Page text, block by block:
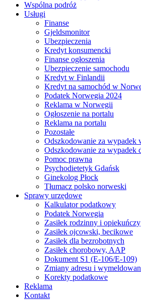
Wspólna podróż
Usługi
Finanse
Gjeldsmonitor
Ubezpieczenia
Kredyt konsumencki
Finanse ogłoszenia
Ubezpieczenie samochodu
Kredyt w Finlandii
Kredyt na samochód w
Podatek Norwegia 2024
Reklama w Norwegii
Ogłoszenie na portalu
Reklama na portalu
Pozostałe
Odszkodowanie za wypadek
Odszkodowanie za wypadek
Pomoc prawna
Psychodietetyk Gdańsk
Ginekolog Płock
Tłumacz polsko norweski
Sprawy urzędowe
Kalkulator podatkowy
Podatek Norwegia
Zasiłek rodzinny i opiekuńczy
Zasiłek ojcowski, becikowe
Zasiłek dla bezrobotnych
Zasiłek chorobowy, AAP
Dokument S1 (E-106/E-109)
Zmiany adresu i
Korekty podatkowe
Reklama
Kontakt